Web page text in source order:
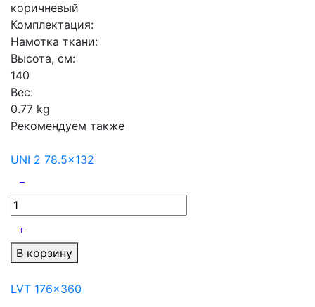
коричневый
Комплектация:
Намотка ткани:
Высота, см:
140
Вес:
0.77 kg
Рекомендуем также
UNI 2 78.5x132
В корзину
LVT 176x360